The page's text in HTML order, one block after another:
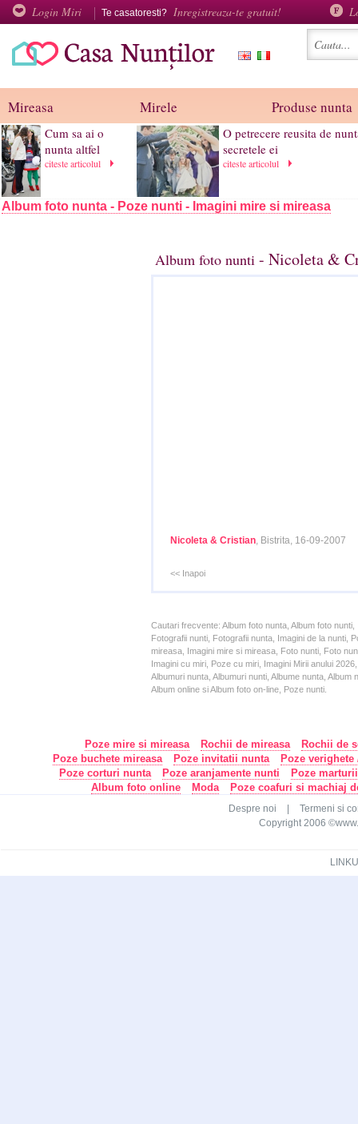
Login Miri Te casatoresti? Inregistreaza-te gratuit!
Mireasa Mirele Produse nunta
Cum sa ai o
nunta altfel
citeste articolul
O petrecere reusita de
secretele ei
citeste articolul
Album foto nunta - Poze nunti - Imagini mire si mireasa
Album foto nunti - Nicoleta &
Nicoleta & Cristian, Bistrita, 16-09-2007
<< Inapoi
Cautari frecvente: Album foto nunta, Album foto
Fotografii nunti, Fotografii nunta, Imagini de la nunti,
mireasa, Imagini mire si mireasa, Foto nunti, Foto
Imagini cu miri, Poze cu miri, Imagini Mirii anului
Albumuri nunta, Albumuri nunti, Albume nunta,
Album online si Album foto on-line, Poze nunti.
Poze mire si mireasa Rochii de mireasa
Rochii de
Poze buchete mireasa
Poze invitatii nunta
Poze
Poze corturi nunta
Poze aranjamente nunti
Poze
Album foto online
Moda Poze coafuri si machiaj
Despre noi
Termeni si
Copyright 2006